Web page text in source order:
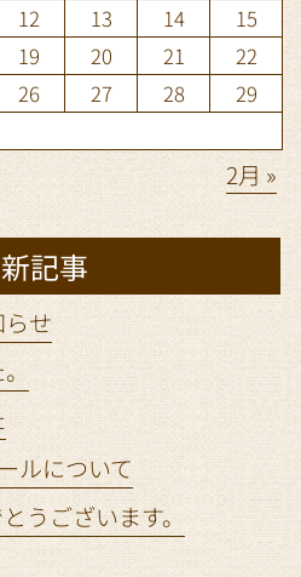
12 13 14
15
19 20 21
22
26 27 28
29
2月 »
記事
せ
ルについて
うございます。